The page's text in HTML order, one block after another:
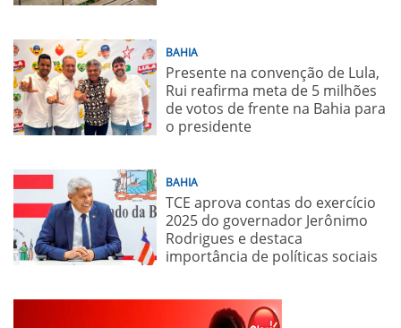
BAHIA
Presente na convenção de Lula,
Rui reafirma meta de 5 milhões
de votos de frente na Bahia para
o presidente
BAHIA
TCE aprova contas do exercício
2025 do governador Jerônimo
Rodrigues e destaca
importância de políticas sociais